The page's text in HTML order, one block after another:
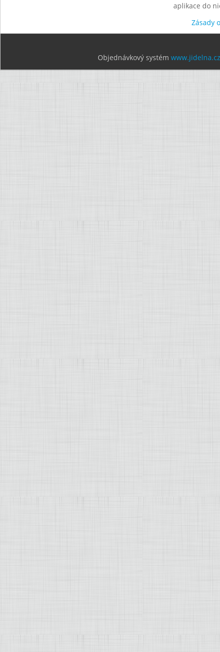
aplikace do
Zásady
Objednávkový systém www.jidelna.cz